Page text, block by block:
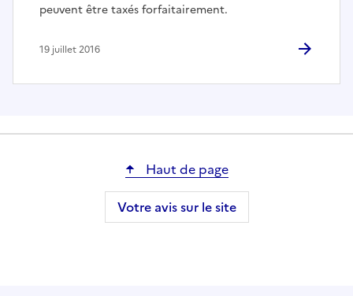
peuvent être taxés forfaitairement.
19 juillet 2016
Haut de page
Votre avis sur le site